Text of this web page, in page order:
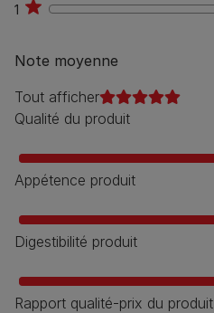
1
0
Note moyenne
Tout afficher
Qualité du produit
Appétence produit
Digestibilité produit
Rapport qualité-prix du produit